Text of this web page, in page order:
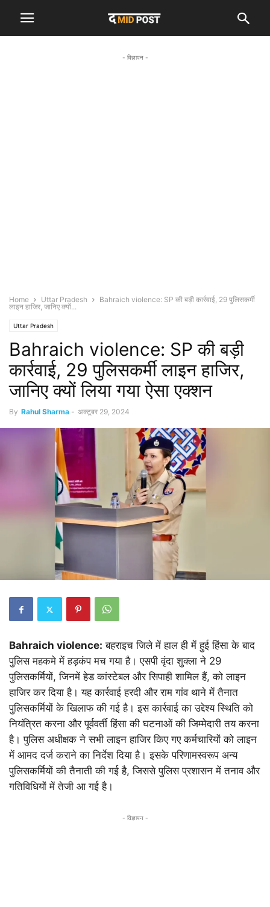
- विज्ञापन -
Home Uttar Pradesh
Bahraich violence: SP की बड़ी कार्रवाई, 29 पुलिसकर्मी
लाइन हाजिर, जानिए क्यों...
Uttar Pradesh
Bahraich violence: SP की बड़ी
कार्रवाई, 29 पुलिसकर्मी लाइन हाजिर,
जानिए क्यों लिया गया ऐसा एक्शन
By Rahul Sharma - अक्टूबर 29, 2024
Bahraich violence: बहराइच जिले में हाल ही में हुई हिंसा के बाद
पुलिस महकमे में हड़कंप मच गया है। एसपी वृंदा शुक्ला ने 29
पुलिसकर्मियों, जिनमें हेड कांस्टेबल और सिपाही शामिल हैं, को लाइन
हाजिर कर दिया है। यह कार्रवाई हरदी और राम गांव थाने में तैनात
पुलिसकर्मियों के खिलाफ की गई है। इस कार्रवाई का उद्देश्य स्थिति को
नियंत्रित करना और पूर्ववर्ती हिंसा की घटनाओं की जिम्मेदारी तय करना
है। पुलिस अधीक्षक ने सभी लाइन हाजिर किए गए कर्मचारियों को लाइन
में आमद दर्ज कराने का निर्देश दिया है। इसके परिणामस्वरूप अन्य
पुलिसकर्मियों की तैनाती की गई है, जिससे पुलिस प्रशासन में तनाव और
गतिविधियों में तेजी आ गई है।
- विज्ञापन -